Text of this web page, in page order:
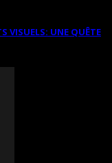
VISUELS: UNE QUÊTE